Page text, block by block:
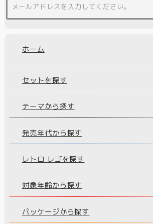
ホーム
セットを探す
テーマから探す
発売年代から探す
レトロ レゴを探す
対象年齢から探す
パッケージから探す